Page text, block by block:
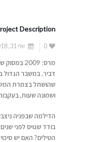
Description
0 יולי 31, 2018
מרס:
דביר, במשבר הגדול
שהושתל בצמרת
ושמונה שעות,
הדילמה שבפניה
בודד שגויס לפני
הטילים? האם יש